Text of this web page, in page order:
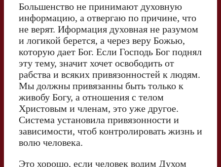
Большенство не принимают духовную
информацию, а отвергаю по причине, что
не верят. Иформация духовная не разумом
и логикой берется, а через веру Божью,
которую дает Бог. Если Господь Бог поднял
эту тему, значит хочет освободить от
рабства и всяких привязонностей к людям.
Мы должны привязанны быть только к
живобу Богу, а отношения с телом
Христовым и членам, это уже другое.
Система установила привязонности и
зависимости, чтоб контролировать жизнь и
волю человека.
Это хорошо, если человек водим Духом